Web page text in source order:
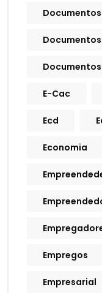
Documentos
E-Cac
Ecd
Economia
Empregos
Empresarial